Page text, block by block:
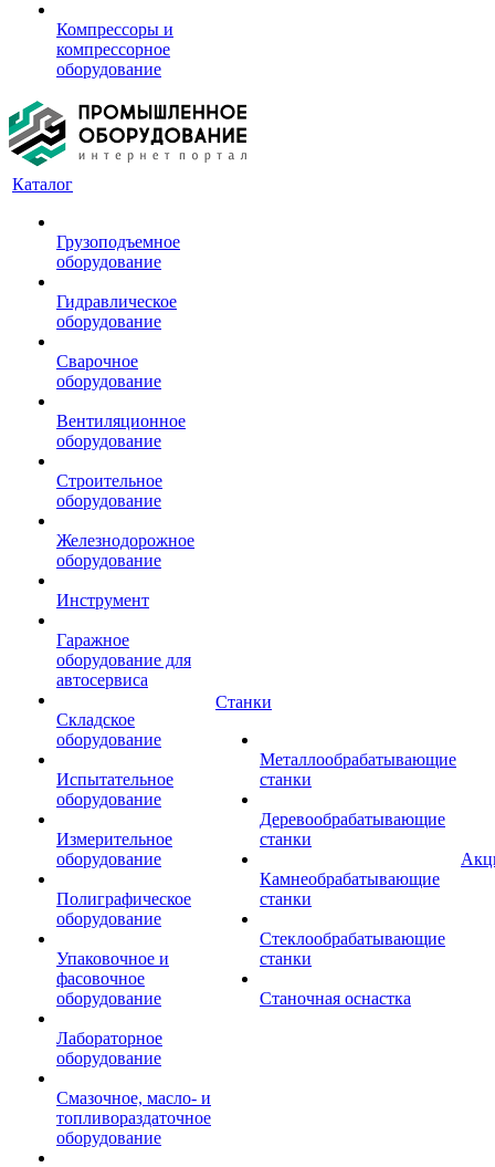
Компрессоры и
компрессорное
оборудование
Каталог
Грузоподъемное
оборудование
Гидравлическое
оборудование
Сварочное
оборудование
Вентиляционное
оборудование
Строительное
оборудование
Железнодорожное
оборудование
Инструмент
Гаражное
оборудование для
автосервиса
Складское
оборудование
Испытательное
оборудование
Измерительное
оборудование
Полиграфическое
оборудование
Упаковочное и
фасовочное
оборудование
Лабораторное
оборудование
Смазочное, масло- и
топливораздаточное
оборудование
Станки
Металлообрабатывающие
станки
Деревообрабатывающие
станки
Камнеобрабатывающие
станки
Стеклообрабатывающие
станки
Станочная оснастка